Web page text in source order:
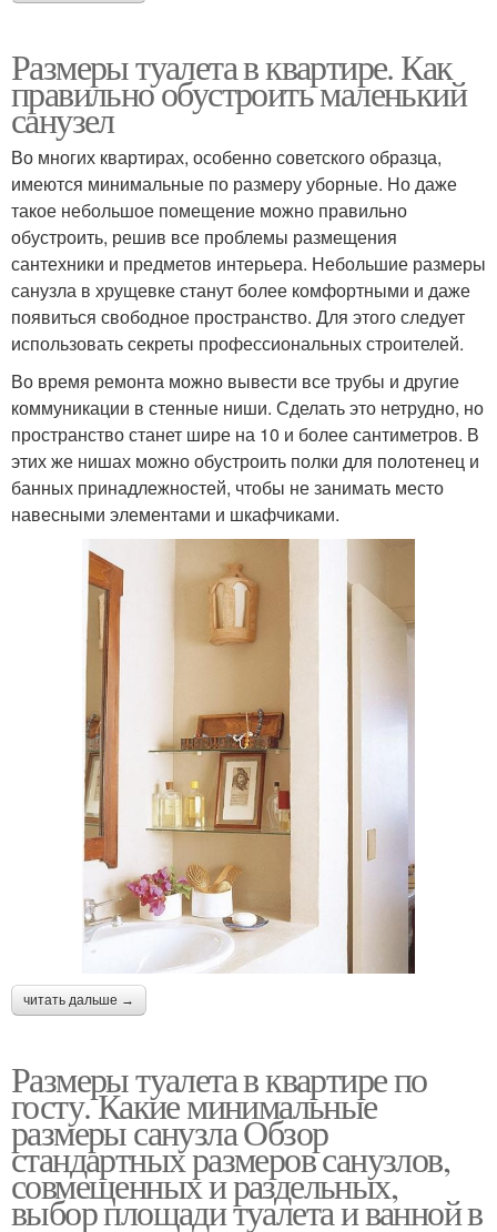
Размеры туалета в квартире. Как
правильно обустроить маленький
санузел
Во многих квартирах, особенно советского образца,
имеются минимальные по размеру уборные. Но даже
такое небольшое помещение можно правильно
обустроить, решив все проблемы размещения
сантехники и предметов интерьера. Небольшие размеры
санузла в хрущевке станут более комфортными и даже
появиться свободное пространство. Для этого следует
использовать секреты профессиональных строителей.
Во время ремонта можно вывести все трубы и другие
коммуникации в стенные ниши. Сделать это нетрудно, но
пространство станет шире на 10 и более сантиметров. В
этих же нишах можно обустроить полки для полотенец и
банных принадлежностей, чтобы не занимать место
навесными элементами и шкафчиками.
читать дальше →
Размеры туалета в квартире по
госту. Какие минимальные
размеры санузла Обзор
стандартных размеров санузлов,
совмещенных и раздельных,
выбор площади туалета и ванной в